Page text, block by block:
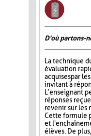
D'où partons-
La technique
évaluation
acquises par
invitant à
L’enseignant
réponses
revenir sur les
Cette formule
et
élèves. De